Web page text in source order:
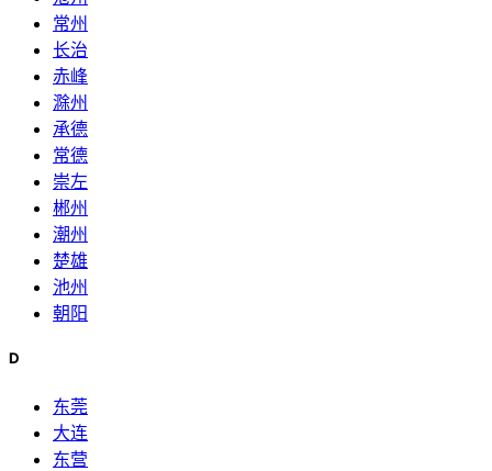
常州
长治
赤峰
滁州
承德
常德
崇左
郴州
潮州
楚雄
池州
朝阳
D
东莞
大连
东营